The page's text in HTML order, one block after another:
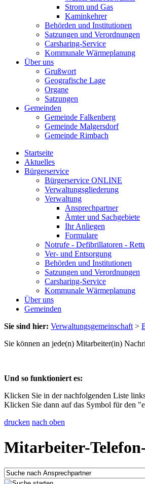
Strom und Gas
Kaminkehrer
Behörden und Institutionen
Satzungen und Verordnungen
Carsharing-Service
Kommunale Wärmeplanung
Über uns
Grußwort
Geografische Lage
Organe
Satzungen
Gemeinden
Gemeinde Falkenberg
Gemeinde Malgersdorf
Gemeinde Rimbach
Startseite
Aktuelles
Bürgerservice
Bürgerservice ONLINE
Verwaltungsgliederung
Verwaltung
Ansprechpartner
Ämter und Sachgebiete
Ihr Anliegen
Formulare
Notrufe - Defibrillatoren -
Ver- und Entsorgung
Behörden und Institutionen
Satzungen und Verordnungen
Carsharing-Service
Kommunale Wärmeplanung
Über uns
Gemeinden
Sie sind hier: Verwaltungsgemeinschaft >
Sie können an jede(n) Mitarbeiter(in)
Und so funktioniert es:
Klicken Sie in der nachfolgenden Liste
Klicken Sie dann auf das Symbol für den
drucken nach oben
Mitarbeiter-